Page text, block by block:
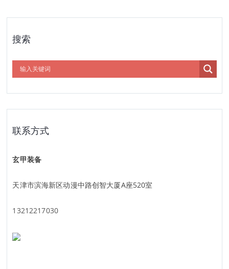
搜索
联系方式
玄甲装备
天津市滨海新区动漫中路创智大厦A座520室
13212217030